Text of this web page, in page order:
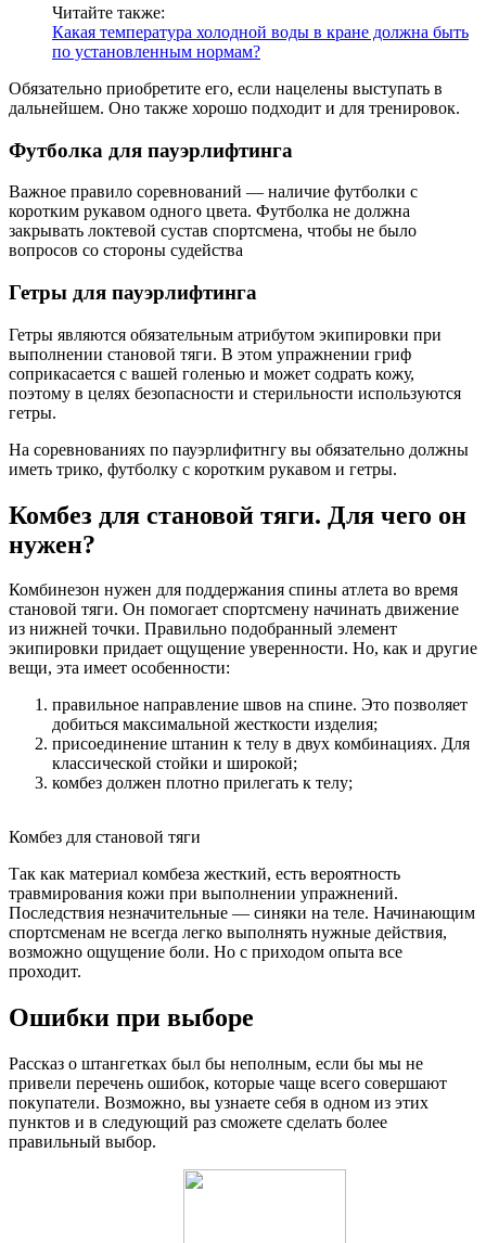
Читайте также:
Какая температура холодной воды в кране должна быть
по установленным нормам?
Обязательно приобретите его, если нацелены выступать в
дальнейшем. Оно также хорошо подходит и для тренировок.
Футболка для пауэрлифтинга
Важное правило соревнований — наличие футболки с
коротким рукавом одного цвета. Футболка не должна
закрывать локтевой сустав спортсмена, чтобы не было
вопросов со стороны судейства
Гетры для пауэрлифтинга
Гетры являются обязательным атрибутом экипировки при
выполнении становой тяги. В этом упражнении гриф
соприкасается с вашей голенью и может содрать кожу,
поэтому в целях безопасности и стерильности используются
гетры.
На соревнованиях по пауэрлифитнгу вы обязательно должны
иметь трико, футболку с коротким рукавом и гетры.
Комбез для становой тяги. Для чего он
нужен?
Комбинезон нужен для поддержания спины атлета во время
становой тяги. Он помогает спортсмену начинать движение
из нижней точки. Правильно подобранный элемент
экипировки придает ощущение уверенности. Но, как и другие
вещи, эта имеет особенности:
правильное направление швов на спине. Это позволяет
добиться максимальной жесткости изделия;
присоединение штанин к телу в двух комбинациях. Для
классической стойки и широкой;
комбез должен плотно прилегать к телу;
Комбез для становой тяги
Так как материал комбеза жесткий, есть вероятность
травмирования кожи при выполнении упражнений.
Последствия незначительные — синяки на теле. Начинающим
спортсменам не всегда легко выполнять нужные действия,
возможно ощущение боли. Но с приходом опыта все
проходит.
Ошибки при выборе
Рассказ о штангетках был бы неполным, если бы мы не
привели перечень ошибок, которые чаще всего совершают
покупатели. Возможно, вы узнаете себя в одном из этих
пунктов и в следующий раз сможете сделать более
правильный выбор.